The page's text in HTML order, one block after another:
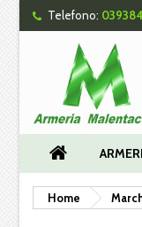
Telefono:
Home